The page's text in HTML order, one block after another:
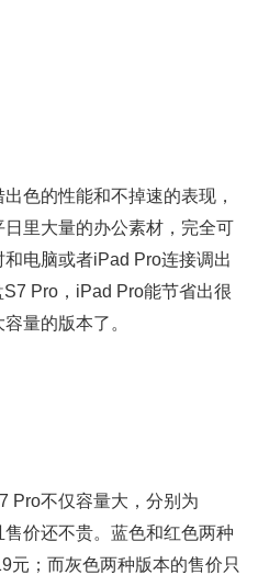
色的性能和不掉速的表现，
里大量的办公素材，完全可
电脑或者iPad Pro连接调出
Pro，iPad Pro能节省出很
量的版本了。
Pro不仅容量大，分别为
价还不贵。蓝色和红色两种
元；而灰色两种版本的售价只